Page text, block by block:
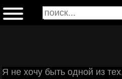
Я не хочу быть одной из